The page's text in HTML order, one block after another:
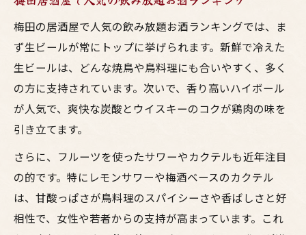
梅田の居酒屋で人気の飲み放題お酒ランキングでは、ま
ず生ビールが常にトップに挙げられます。新鮮で冷えた
生ビールは、どんな焼鳥や鳥料理にも合いやすく、多く
の方に支持されています。次いで、香り高いハイボール
が人気で、爽快な炭酸とウイスキーのコクが鶏肉の味を
引き立てます。
さらに、フルーツを使ったサワーやカクテルも近年注目
の的です。特にレモンサワーや梅酒ベースのカクテル
は、甘酸っぱさが鳥料理のスパイシーさや香ばしさと好
相性で、女性や若者からの支持が高まっています。これ